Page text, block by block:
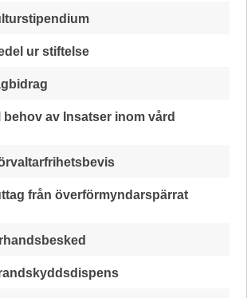
ur stiftelse
av Insatser inom vård
från överförmyndarspärrat